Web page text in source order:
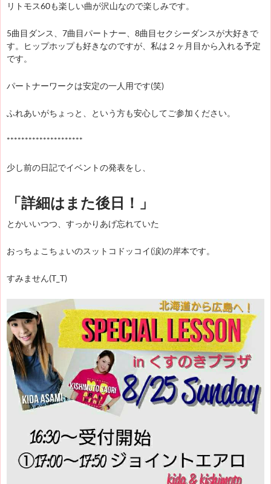
リトモス60も楽しい曲が沢山なので楽しみです。
5曲目ダンス、7曲目パートナー、8曲目セクシーダンスが大好きで
す。ヒップホップも好きなのですが、私は２ヶ月目から入れる予定
です。
パートナーワークは安定の一人用です(笑)
ふれあいがちょっと、という方も安心してご参加ください。
*********************
少し前の日記でイベントの発表をし、
「詳細はまた後日！」
とかいいつつ、すっかりあげ忘れていた
おっちょこちょいのスットコドッコイ(涙)の岸本です。
すみません(T_T)